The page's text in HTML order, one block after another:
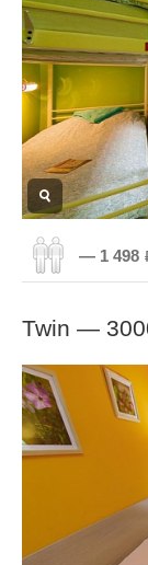
— 1 498
Twin —